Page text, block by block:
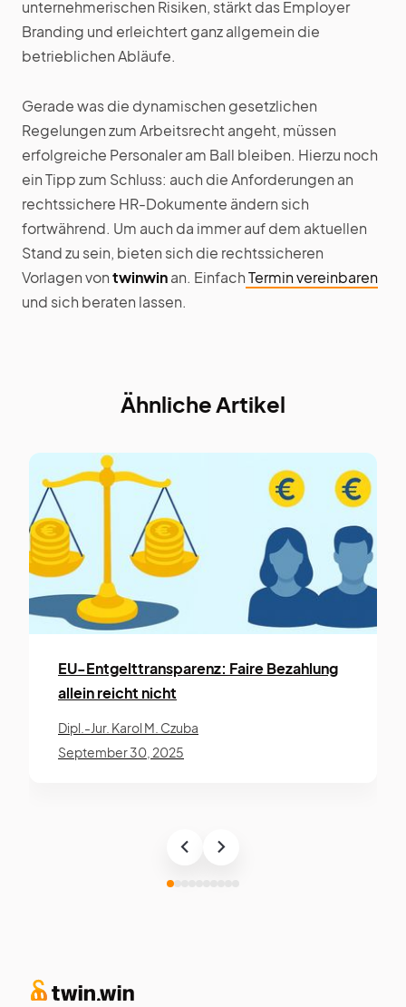
unternehmerischen Risiken, stärkt das Employer
Branding und erleichtert ganz allgemein die
betrieblichen Abläufe.
Gerade was die dynamischen gesetzlichen
Regelungen zum Arbeitsrecht angeht, müssen
erfolgreiche Personaler am Ball bleiben. Hierzu noch
ein Tipp zum Schluss: auch die Anforderungen an
rechtssichere HR-Dokumente ändern sich
fortwährend. Um auch da immer auf dem aktuellen
Stand zu sein, bieten sich die rechtssicheren
Vorlagen vontwinwinan. EinfachTermin vereinbaren
und sich beraten lassen.
Ähnliche Artikel
EU-Entgelt­­trans­­parenz: Faire Be­zahl­ung
allein reicht nicht
Dipl.-Jur. Karol M. Czuba
September 30, 2025